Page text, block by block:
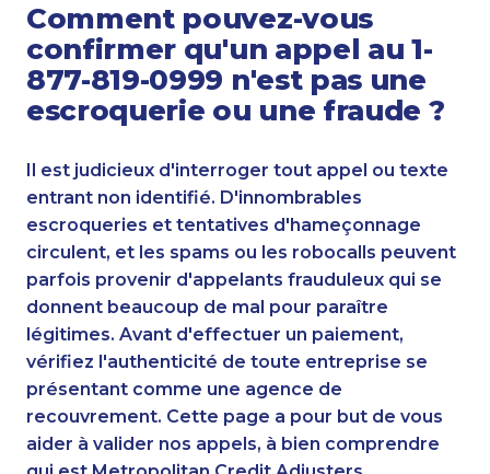
Comment pouvez-vous
confirmer qu'un appel au 1-
877-819-0999 n'est pas une
escroquerie ou une fraude ?
Il est judicieux d'interroger tout appel ou texte
entrant non identifié. D'innombrables
escroqueries et tentatives d'hameçonnage
circulent, et les spams ou les robocalls peuvent
parfois provenir d'appelants frauduleux qui se
donnent beaucoup de mal pour paraître
légitimes. Avant d'effectuer un paiement,
vérifiez l'authenticité de toute entreprise se
présentant comme une agence de
recouvrement. Cette page a pour but de vous
aider à valider nos appels, à bien comprendre